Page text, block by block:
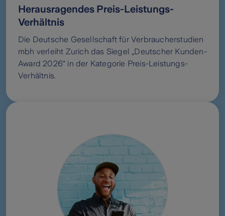
Herausragendes Preis-Leistungs-
Verhältnis
Die Deutsche Gesellschaft für Verbraucherstudien
mbh verleiht Zurich das Siegel „Deutscher Kunden-
Award 2026“ in der Kategorie Preis-Leistungs-
Verhältnis.